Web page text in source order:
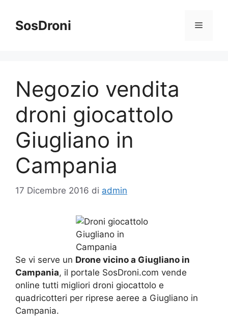
contenuto
SosDroni Menu
Negozio vendita
droni giocattolo
Giugliano in
Campania
17 Dicembre 2016 di admin
Se vi serve un Drone vicino a Giugliano in
Campania, il portale SosDroni.com vende
online tutti migliori droni giocattolo e
quadricotteri per riprese aeree a Giugliano in
Campania.